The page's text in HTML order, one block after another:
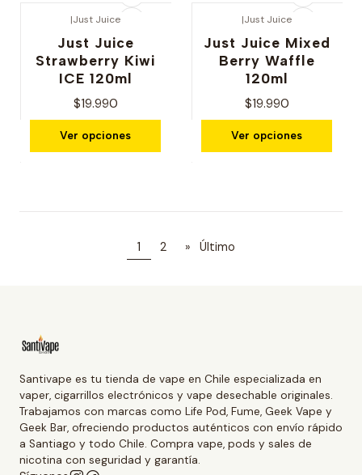
|Just Juice
Just Juice
Strawberry Kiwi
ICE 120ml
$19.990
Ver opciones
|Just Juice
Just Juice Mixed
Berry Waffle
120ml
$19.990
Ver opciones
1 2 » Último
Santivape es tu tienda de vape en Chile especializada en
vaper, cigarrillos electrónicos y vape desechable originales.
Trabajamos con marcas como Life Pod, Fume, Geek Vape y
Geek Bar, ofreciendo productos auténticos con envío rápido
a Santiago y todo Chile. Compra vape, pods y sales de
nicotina con seguridad y garantía.